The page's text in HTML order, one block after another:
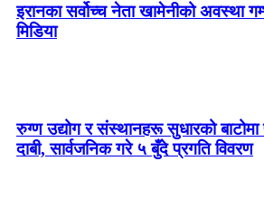
इरानका सर्वोच्च नेता खामेनीको अवस्था
मिडिया
रुग्ण उद्योग र संस्थानहरू सुधारको बाटोमा
दाबी, सार्वजनिक गरे ५ बुँदे प्रगति विवरण